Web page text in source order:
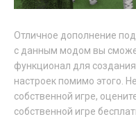
Отличное дополнение
с данным модом вы
функционал для
настроек помимо этого.
собственной игре,
собственной игре